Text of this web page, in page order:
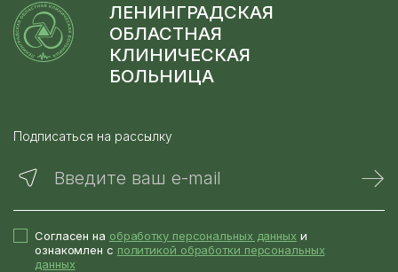
ЛЕНИНГРАДСКАЯ
ОБЛАСТНАЯ
КЛИНИЧЕСКАЯ
БОЛЬНИЦА
Подписаться на рассылку
Введите ваш e-mail
Согласен на обработку персональных данных и
ознакомлен с политикой обработки персональных
данных